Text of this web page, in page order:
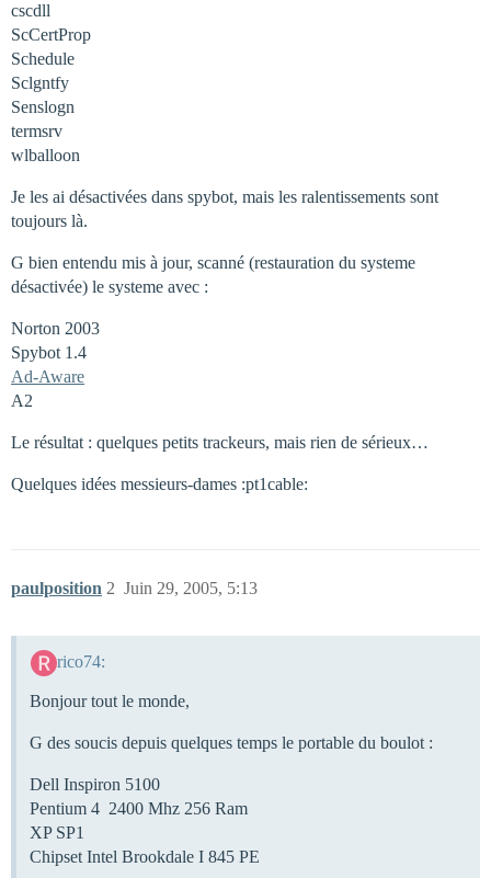
cscdll
ScCertProp
Schedule
Sclgntfy
Senslogn
termsrv
wlballoon
Je les ai désactivées dans spybot, mais les ralentissements sont
toujours là.
G bien entendu mis à jour, scanné (restauration du systeme
désactivée) le systeme avec :
Norton 2003
Spybot 1.4
Ad-Aware
A2
Le résultat : quelques petits trackeurs, mais rien de sérieux…
Quelques idées messieurs-dames :pt1cable:
paulposition Juin 29, 2005, 5:13
2
rico74:
Bonjour tout le monde,
G des soucis depuis quelques temps le portable du boulot :
Dell Inspiron 5100
Pentium 4 2400 Mhz 256 Ram
XP SP1
Chipset Intel Brookdale I 845 PE